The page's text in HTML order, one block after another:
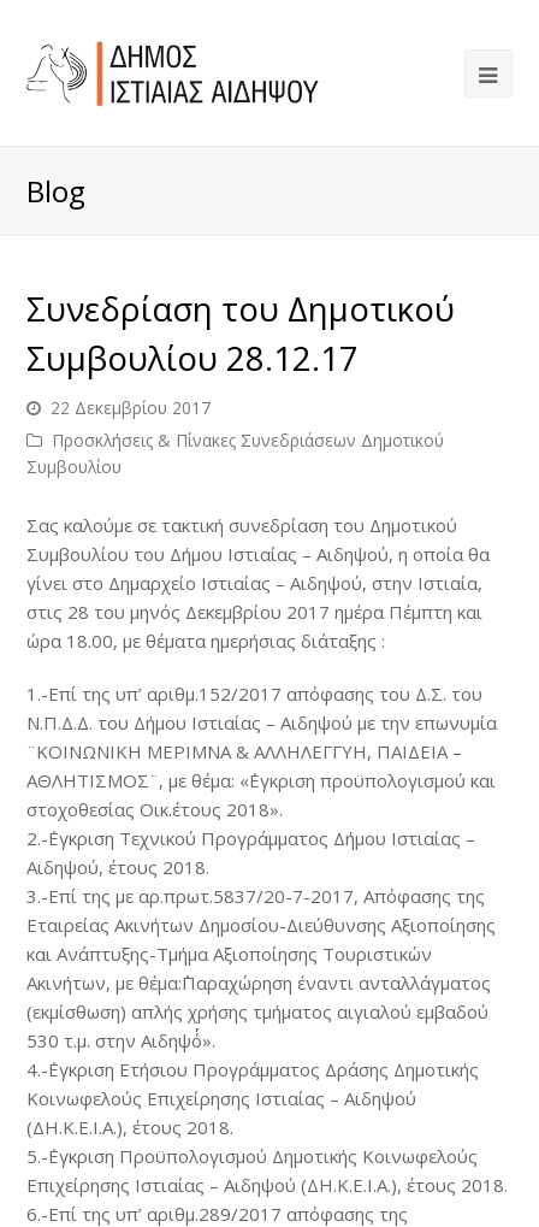
Blog
Συνεδρίαση του Δημοτικού
Συμβουλίου 28.12.17
22 Δεκεμβρίου 2017
Προσκλήσεις & Πίνακες Συνεδριάσεων Δημοτικού
Συμβουλίου
Σας καλούμε σε τακτική συνεδρίαση του Δημοτικού
Συμβουλίου του Δήμου Ιστιαίας – Αιδηψού, η οποία θα
γίνει στο Δημαρχείο Ιστιαίας – Αιδηψού, στην Ιστιαία,
στις 28 του μηνός Δεκεμβρίου 2017 ημέρα Πέμπτη και
ώρα 18.00, με θέματα ημερήσιας διάταξης :
1.-Επί της υπ’ αριθμ.152/2017 απόφασης του Δ.Σ. του
Ν.Π.Δ.Δ. του Δήμου Ιστιαίας – Αιδηψού με την επωνυμία
¨ΚΟΙΝΩΝΙΚΗ ΜΕΡΙΜΝΑ & ΑΛΛΗΛΕΓΓΥΗ, ΠΑΙΔΕΙΑ –
ΑΘΛΗΤΙΣΜΟΣ¨, με θέμα: «΄Εγκριση προϋπολογισμού και
στοχοθεσίας Οικ.έτους 2018».
2.-΄Εγκριση Τεχνικού Προγράμματος Δήμου Ιστιαίας –
Αιδηψού, έτους 2018.
3.-Επί της με αρ.πρωτ.5837/20-7-2017, Απόφασης της
Εταιρείας Ακινήτων Δημοσίου-Διεύθυνσης Αξιοποίησης
και Ανάπτυξης-Τμήμα Αξιοποίησης Τουριστικών
Ακινήτων, με θέμα:΄΄Παραχώρηση έναντι ανταλλάγματος
(εκμίσθωση) απλής χρήσης τμήματος αιγιαλού εμβαδού
530 τ.μ. στην Αιδηψό΄΄».
4.-΄Εγκριση Ετήσιου Προγράμματος Δράσης Δημοτικής
Κοινωφελούς Επιχείρησης Ιστιαίας – Αιδηψού
(ΔΗ.Κ.Ε.Ι.Α.), έτους 2018.
5.-΄Εγκριση Προϋπολογισμού Δημοτικής Κοινωφελούς
Επιχείρησης Ιστιαίας – Αιδηψού (ΔΗ.Κ.Ε.Ι.Α.), έτους 2018.
6.-Επί της υπ’ αριθμ.289/2017 απόφασης της